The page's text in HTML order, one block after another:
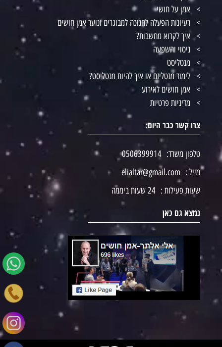
אמן על חושי
רעיונות הפעלה לחנוכה למבוגרים ונוער אמן חושים
איך לקרוא מחשבות?
ניסוי והשפעה
מנטליסט
לימוד מנטליזם או איך להיות מנטליסט?
אמן חושים לאירוע
מדיניות פרטיות
צרו קשר כבר היום:
טלפון משרד: 0506399914
מייל : elialtar@gmail.com
שעות פעילות : 24 שעות ביממה
נמצא גם כאן